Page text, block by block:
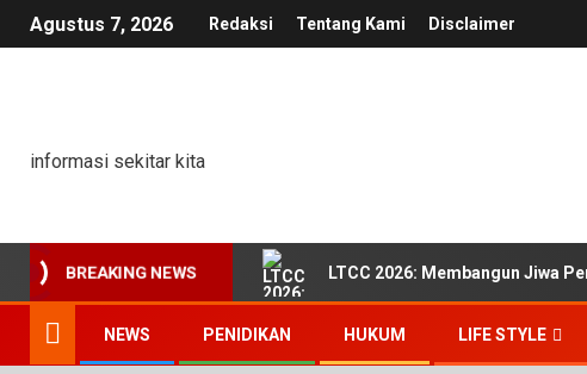
Agustus 7, 2026 Redaksi Tentang Kami Disclaimer
informasi sekitar kita
BREAKING NEWS LTCC 2026: Membangun Jiwa
NEWS PENIDIKAN HUKUM LIFE STYLE